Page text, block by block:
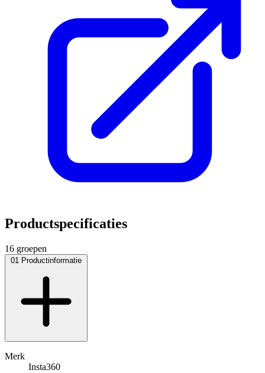
Productspecificaties
16 groepen
01 Productinformatie
Merk
Insta360